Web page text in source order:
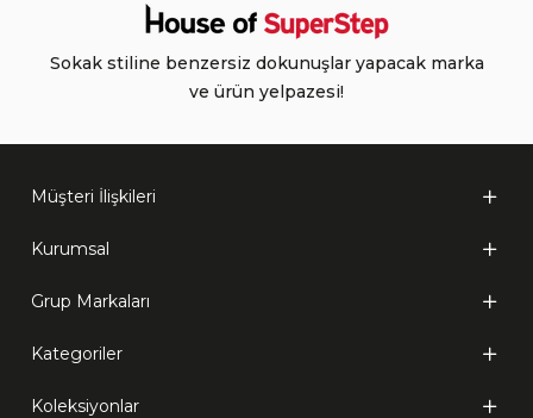
Sokak stiline benzersiz dokunuşlar yapacak marka
ve ürün yelpazesi!
Müşteri İlişkileri
Kurumsal
Grup Markaları
Kategoriler
Koleksiyonlar